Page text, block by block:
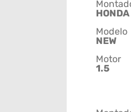
HONDA
Modelo
NEW
Motor
1.5